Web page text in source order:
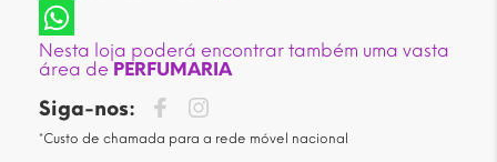
Nesta loja poderá encontrar também uma vasta
área de PERFUMARIA
Siga-nos:
*Custo de chamada para a rede móvel nacional